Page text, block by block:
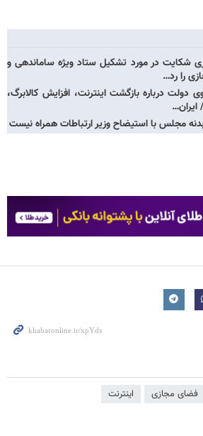
شکایت در مورد تشکیل ستاد ویژه ساماندهی و
را رد…
درباره بازگشت اینترنت، افزایش کالابرگ،
مجلس با استیضاح وزیر ارتباطات همراه نیست
فضای مجازی اینترنت